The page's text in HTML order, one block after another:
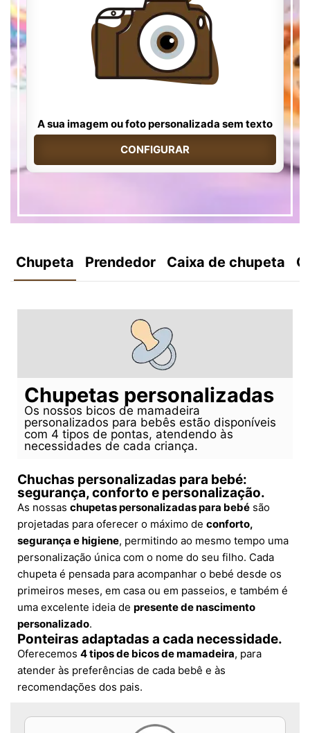
A sua imagem ou foto personalizada sem texto
CONFIGURAR
Chupeta Prendedor Caixa de chupeta
Chupetas personalizadas
Os nossos bicos de mamadeira
personalizados para bebês estão disponíveis
com 4 tipos de pontas, atendendo às
necessidades de cada criança.
Chuchas personalizadas para bebé:
segurança, conforto e personalização.
As nossas chupetas personalizadas para bebé são
projetadas para oferecer o máximo de conforto,
segurança e higiene, permitindo ao mesmo tempo uma
personalização única com o nome do seu filho. Cada
chupeta é pensada para acompanhar o bebé desde os
primeiros meses, em casa ou em passeios, e também é
uma excelente ideia de presente de nascimento
personalizado.
Ponteiras adaptadas a cada necessidade.
Oferecemos 4 tipos de bicos de mamadeira, para
atender às preferências de cada bebê e às
recomendações dos pais.